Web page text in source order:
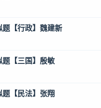
题【行政】魏建新
题【三国】殷敏
【民法】张翔